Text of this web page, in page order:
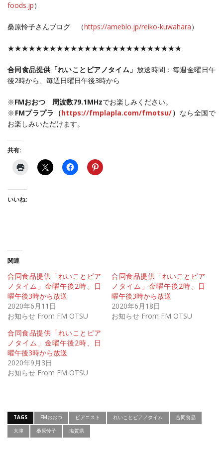
foods.jp）
桑原怜子さんブログ （https://ameblo.jp/reiko-kuwahara）
★★★★★★★★★★★★★★★★★★★★★★★★★
合同食品提供「れいことピアノタイム」 放送時間：毎週金曜日午
後2時から、毎週日曜日午後3時から
※FMおおつ 周波数79.1MHzでお楽しみください。
※ FMプラプラ（https://fmplapla.com/fmotsu/） なら全国で
お楽しみいただけます。
共有:
いいね:
関連
合同食品提供「れいことピア
ノタイム」金曜午後2時、日
曜午後3時から放送
2020年6月11日
お知らせ From FM OTSU
合同食品提供「れいことピア
ノタイム」金曜午後2時、日
曜午後3時から放送
2020年6月18日
お知らせ From FM OTSU
合同食品提供「れいことピア
ノタイム」金曜午後2時、日
曜午後3時から放送
2020年9月3日
お知らせ From FM OTSU
TAGS FMおおつ ピアニスト れいことピアノタイム
合同食品
大津
桑原怜子 滋賀県